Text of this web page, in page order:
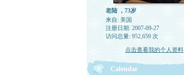
老陆 ，73岁
来自: 美国
注册日期: 2007-09-27
访问总量: 952,659 次
点击查看我的个人资料
Calendar